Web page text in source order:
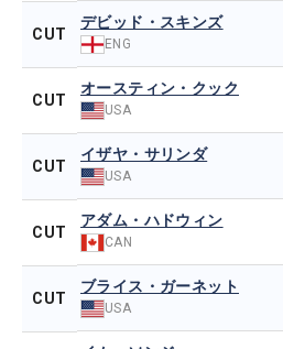
CUT
デビッド・スキンズ
ENG
CUT
オースティン・クック
USA
CUT
イザヤ・サリンダ
USA
CUT
アダム・ハドウィン
CAN
CUT
ブライス・ガーネット
USA